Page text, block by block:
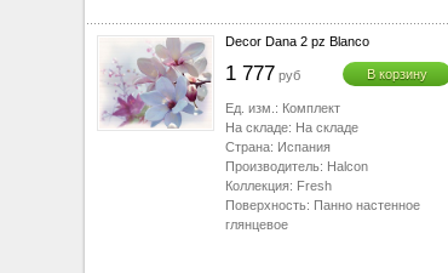
Decor Dana 2 pz Blanco
1 777 руб В корзину
Ед. изм.: Комплект
На складе: На складе
Страна: Испания
Производитель: Halcon
Коллекция: Fresh
Поверхность: Панно настенное
глянцевое